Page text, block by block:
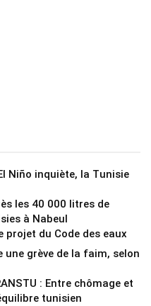
Niño inquiète, la Tunisie
les 40 000 litres de
à Nabeul
projet du Code des eaux
une grève de la faim, selon
: Entre chômage et
tunisien